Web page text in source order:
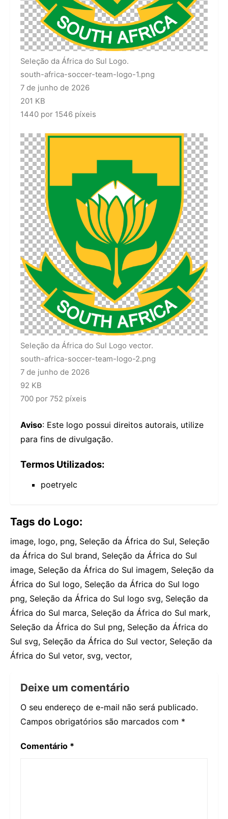
Seleção da África do Sul Logo.
south-africa-soccer-team-logo-1.png
7 de junho de 2026
201 KB
1440 por 1546 píxeis
Seleção da África do Sul Logo vector.
south-africa-soccer-team-logo-2.png
7 de junho de 2026
92 KB
700 por 752 píxeis
Aviso: Este logo possui direitos autorais, utilize
para fins de divulgação.
Termos Utilizados:
poetryelc
Tags do Logo:
image, logo, png, Seleção da África do Sul, Seleção
da África do Sul brand, Seleção da África do Sul
image, Seleção da África do Sul imagem, Seleção da
África do Sul logo, Seleção da África do Sul logo
png, Seleção da África do Sul logo svg, Seleção da
África do Sul marca, Seleção da África do Sul mark,
Seleção da África do Sul png, Seleção da África do
Sul svg, Seleção da África do Sul vector, Seleção da
África do Sul vetor, svg, vector,
Deixe um comentário
O seu endereço de e-mail não será publicado.
Campos obrigatórios são marcados com *
Comentário *